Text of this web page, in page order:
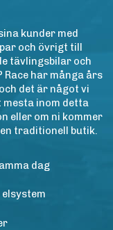
kunder med
och övrigt till
tävlingsbilar och
Race har många års
det är något vi
mesta inom detta
eller om ni kommer
traditionell butik.
dag
elsystem